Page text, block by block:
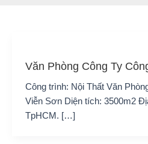
Văn Phòng Công Ty
Công trình: Nội Thất Văn
Viễn Sơn Diện tích: 3500m2
TpHCM. […]